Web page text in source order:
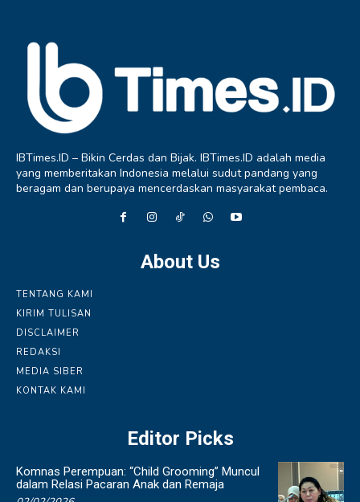
IBTimes.ID – Bikin Cerdas dan Bijak. IBTimes.ID adalah media
yang memberitakan Indonesia melalui sudut pandang yang
beragam dan berupaya mencerdaskan masyarakat pembaca.
About Us
TENTANG KAMI
KIRIM TULISAN
DISCLAIMER
REDAKSI
MEDIA SIBER
KONTAK KAMI
Editor Picks
Komnas Perempuan: “Child Grooming” Muncul
dalam Relasi Pacaran Anak dan Remaja